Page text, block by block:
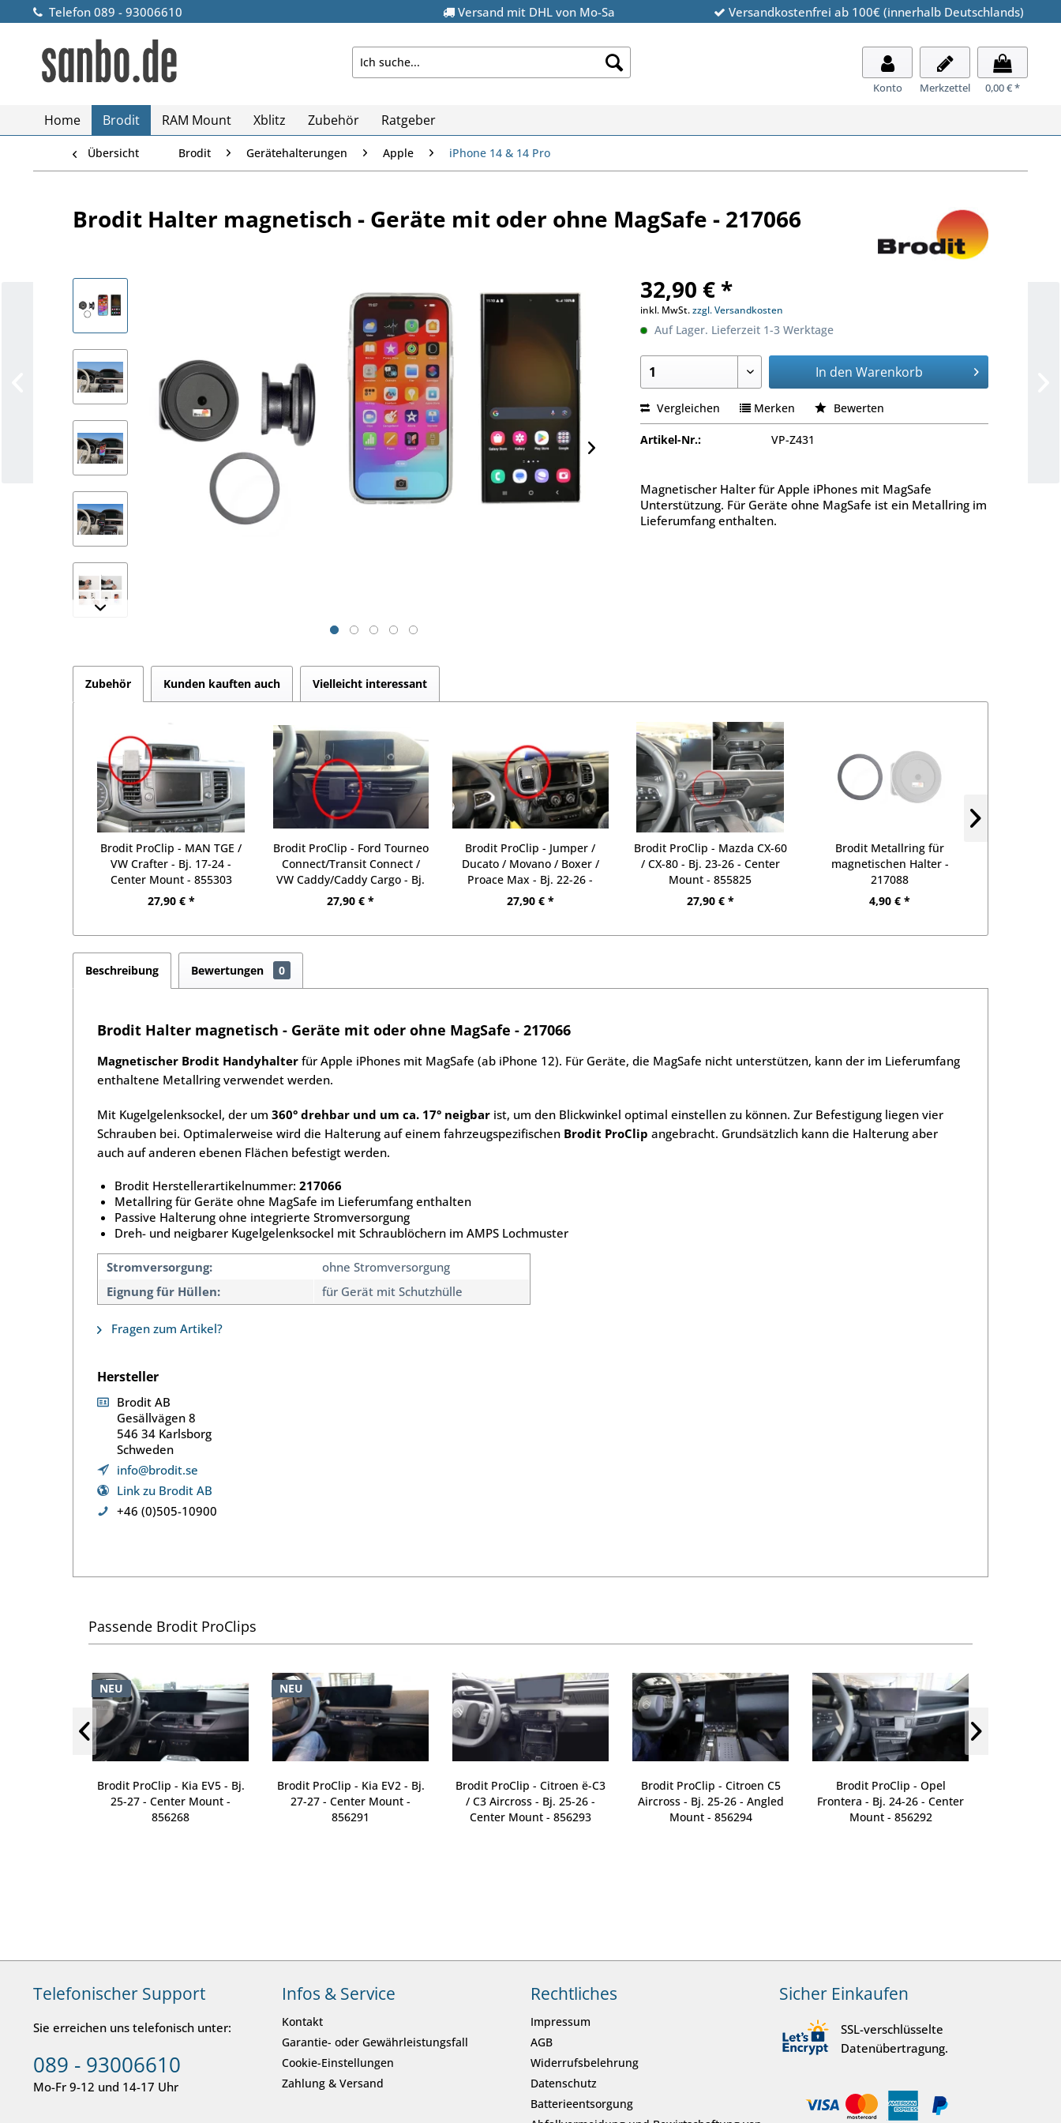
Telefon 089 - 93006610 Versand mit DHL von Mo-Sa Versandkostenfrei ab 100€ (innerhalb Deutschlands)
Konto Merkzettel 0,00 € *
Home Brodit RAM Mount Xblitz Zubehör Ratgeber
Übersicht Brodit Gerätehalterungen Apple iPhone 14 & 14 Pro
Brodit Halter magnetisch - Geräte mit oder ohne MagSafe - 217066
32,90 € *
inkl. MwSt.zzgl. Versandkosten
Auf Lager. Lieferzeit 1-3 Werktage
In den Warenkorb
Vergleichen Merken Bewerten
Artikel-Nr.: VP-Z431
Magnetischer Halter für Apple iPhones mit MagSafe
Unterstützung. Für Geräte ohne MagSafe ist ein Metallring im
Lieferumfang enthalten.
Zubehör Kunden kauften auch Vielleicht interessant
Brodit ProClip - MAN TGE /
VW Crafter - Bj. 17-24 -
Center Mount - 855303
27,90 € *
Brodit ProClip - Ford Tourneo
Connect/Transit Connect /
VW Caddy/Caddy Cargo - Bj.
21-26 - 855662
27,90 € *
Brodit ProClip - Jumper /
Ducato / Movano / Boxer /
Proace Max - Bj. 22-26 -
Center Mount - 855752
27,90 € *
Brodit ProClip - Mazda CX-60
/ CX-80 - Bj. 23-26 - Center
Mount - 855825
27,90 € *
Brodit Metallring für
magnetischen Halter -
217088
4,90 € *
Beschreibung Bewertungen 0
Brodit Halter magnetisch - Geräte mit oder ohne MagSafe - 217066
Magnetischer Brodit Handyhalter für Apple iPhones mit MagSafe (ab iPhone 12). Für Geräte, die MagSafe nicht unterstützen, kann der im Lieferumfang
enthaltene Metallring verwendet werden.
Mit Kugelgelenksockel, der um 360° drehbar und um ca. 17° neigbar ist, um den Blickwinkel optimal einstellen zu können. Zur Befestigung liegen vier
Schrauben bei. Optimalerweise wird die Halterung auf einem fahrzeugspezifischen Brodit ProClip angebracht. Grundsätzlich kann die Halterung aber
auch auf anderen ebenen Flächen befestigt werden.
Brodit Herstellerartikelnummer: 217066
Metallring für Geräte ohne MagSafe im Lieferumfang enthalten
Passive Halterung ohne integrierte Stromversorgung
Dreh- und neigbarer Kugelgelenksockel mit Schraublöchern im AMPS Lochmuster
Stromversorgung:
ohne Stromversorgung
Eignung für Hüllen:
für Gerät mit Schutzhülle
Fragen zum Artikel?
Hersteller
Brodit AB
Gesällvägen 8
546 34 Karlsborg
Schweden
info@brodit.se
Link zu Brodit AB
+46 (0)505-10900
Passende Brodit ProClips
NEU
Brodit ProClip - Kia EV5 - Bj.
25-27 - Center Mount -
856268
NEU
Brodit ProClip - Kia EV2 - Bj.
27-27 - Center Mount -
856291
Brodit ProClip - Citroen ë-C3
/ C3 Aircross - Bj. 25-26 -
Center Mount - 856293
Brodit ProClip - Citroen C5
Aircross - Bj. 25-26 - Angled
Mount - 856294
Brodit ProClip - Opel
Frontera - Bj. 24-26 - Center
Mount - 856292
Telefonischer Support
Sie erreichen uns telefonisch unter:
089 - 93006610
Mo-Fr 9-12 und 14-17 Uhr
Infos & Service
Kontakt
Garantie- oder Gewährleistungsfall
Cookie-Einstellungen
Zahlung & Versand
Rechtliches
Impressum
AGB
Widerrufsbelehrung
Datenschutz
Batterieentsorgung
Sicher Einkaufen
SSL-verschlüsselte
Datenübertragung.